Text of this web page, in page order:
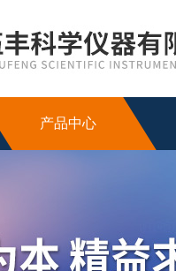
产品中心